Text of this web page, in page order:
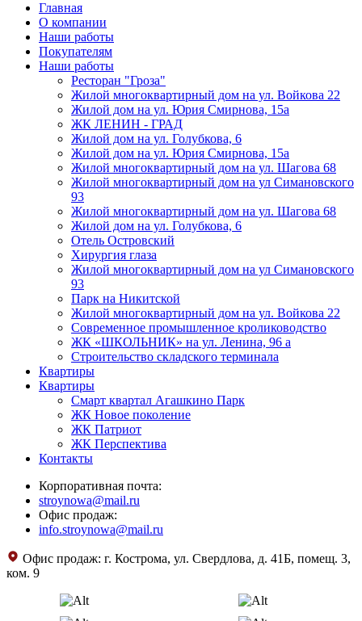
Главная
О компании
Наши работы
Покупателям
Наши работы
Ресторан "Гроза"
Жилой многоквартирный дом на ул. Войкова 22
Жилой дом на ул. Юрия Смирнова, 15а
ЖК ЛЕНИН - ГРАД
Жилой дом на ул. Голубкова, 6
Жилой дом на ул. Юрия Смирнова, 15а
Жилой многоквартирный дом на ул. Шагова 68
Жилой многоквартирный дом на ул Симановского
93
Жилой многоквартирный дом на ул. Шагова 68
Жилой дом на ул. Голубкова, 6
Отель Островский
Хирургия глаза
Жилой многоквартирный дом на ул Симановского
93
Парк на Никитской
Жилой многоквартирный дом на ул. Войкова 22
Современное промышленное кролиководство
ЖК «ШКОЛЬНИК» на ул. Ленина, 96 а
Строительство складского терминала
Квартиры
Квартиры
Смарт квартал Агашкино Парк
ЖК Новое поколение
ЖК Патриот
ЖК Перспектива
Контакты
Корпоративная почта:
stroynowa@mail.ru
Офис продаж:
info.stroynowa@mail.ru
Офис продаж: г. Кострома, ул. Свердлова, д. 41Б, помещ. 3,
ком. 9